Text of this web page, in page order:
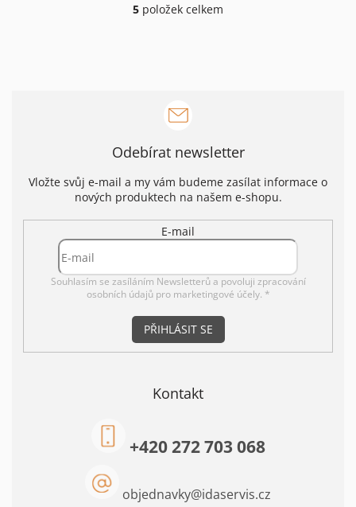
O
c
í
r
k
y
ý
p
s
u
5 položek celkem
Odebírat newsletter
Vložte svůj e-mail a my vám budeme zasílat informace o
nových produktech na našem e-shopu.
E-mail
Souhlasím se zasíláním Newsletterů a povoluji zpracování
osobních údajů pro marketingové účely. *
PŘIHLÁSIT SE
Kontakt
objednavky@idaservis.cz
+420 272 703 068